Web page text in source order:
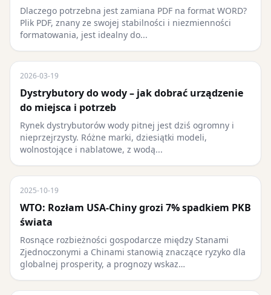
Dlaczego potrzebna jest zamiana PDF na format WORD?
Plik PDF, znany ze swojej stabilności i niezmienności
formatowania, jest idealny do...
2026-03-19
Dystrybutory do wody – jak dobrać urządzenie
do miejsca i potrzeb
Rynek dystrybutorów wody pitnej jest dziś ogromny i
nieprzejrzysty. Różne marki, dziesiątki modeli,
wolnostojące i nablatowe, z wodą...
2025-10-19
WTO: Rozłam USA-Chiny grozi 7% spadkiem PKB
świata
Rosnące rozbieżności gospodarcze między Stanami
Zjednoczonymi a Chinami stanowią znaczące ryzyko dla
globalnej prosperity, a prognozy wskaz…